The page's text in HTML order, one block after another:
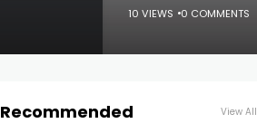
10 VIEWS 0 COMMENTS
Recommended View All